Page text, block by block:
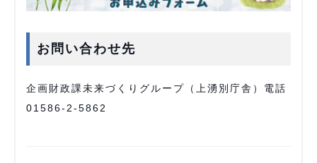
お問い合わせ先
企画財政課未来づくりグループ（上湧別庁舎）電話
01586-2-5862